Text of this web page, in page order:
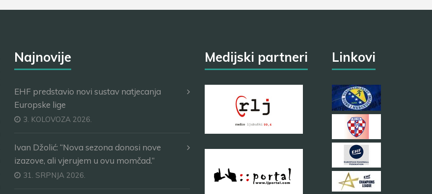
Najnovije
EHF predstavio novi sustav natjecanja
Europske lige
3. KOLOVOZA 2026.
Ivan Džolić: “Nova sezona donosi nove
izazove, ali vjerujem u ovu momčad.”
31. SRPNJA 2026.
Medijski partneri Linkovi